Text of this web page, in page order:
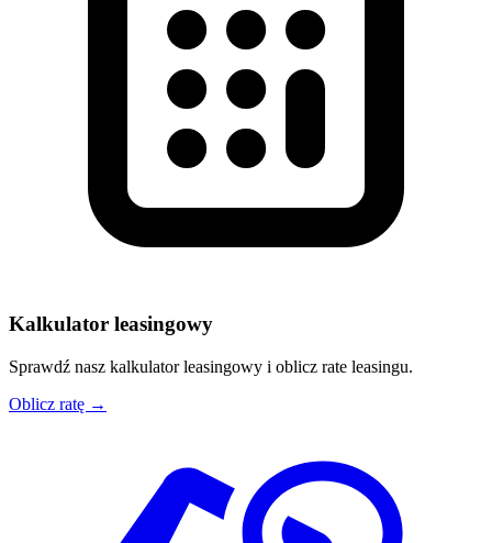
Kalkulator leasingowy
Sprawdź nasz kalkulator leasingowy i oblicz rate leasingu.
Oblicz ratę →